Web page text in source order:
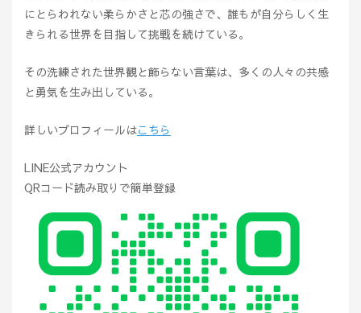
にとらわれない柔らかさと芯の強さで、誰もが自分らしく生
きられる世界を目指して挑戦を続けている。
その洗練された世界観と飾らない言葉は、多くの人々の共感
と勇気を生み出している。
詳しいプロフィールはこちら
LINE公式アカウント
QRコード読み取りで簡単登録